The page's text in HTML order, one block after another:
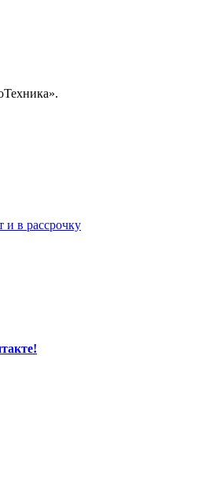
и в рассрочку